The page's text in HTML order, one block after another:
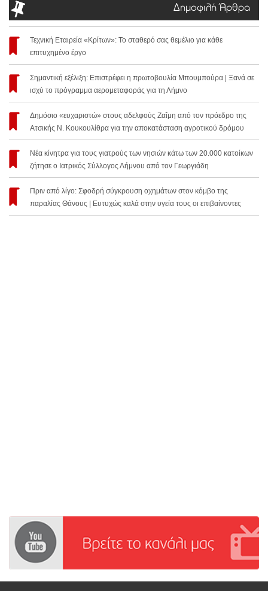
Δημοφιλή Άρθρα
Τεχνική Εταιρεία «Κρίτων»: Το σταθερό σας θεμέλιο για κάθε
επιτυχημένο έργο
Σημαντική εξέλιξη: Επιστρέφει η πρωτοβουλία Μπουμπούρα | Ξανά σε
ισχύ το πρόγραμμα αερομεταφοράς για τη Λήμνο
Δημόσιο «ευχαριστώ» στους αδελφούς Ζαΐμη από τον πρόεδρο της
Ατσικής Ν. Κουκουλίθρα για την αποκατάσταση αγροτικού δρόμου
Νέα κίνητρα για τους γιατρούς των νησιών κάτω των 20.000 κατοίκων
ζήτησε ο Ιατρικός Σύλλογος Λήμνου από τον Γεωργιάδη
Πριν από λίγο: Σφοδρή σύγκρουση οχημάτων στον κόμβο της
παραλίας Θάνους | Ευτυχώς καλά στην υγεία τους οι επιβαίνοντες